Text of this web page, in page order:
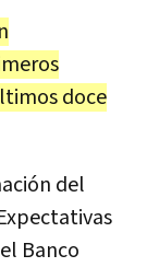
doce
del
Banco